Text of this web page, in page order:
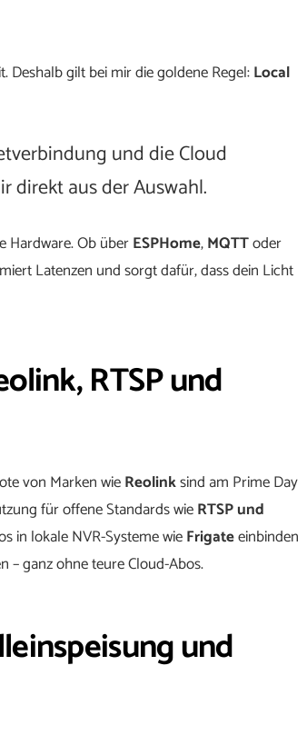
Deshalb gilt bei mir die goldene Regel:Local
und die Cloud
direkt aus der Auswahl.
Hardware. Ob überESPHome,MQTToder
Latenzen und sorgt dafür, dass dein Licht
RTSP und
von Marken wieReolinksind am Prime Day
für offene Standards wieRTSP und
in lokale NVR-Systeme wieFrigateeinbinden
– ganz ohne teure Cloud-Abos.
und